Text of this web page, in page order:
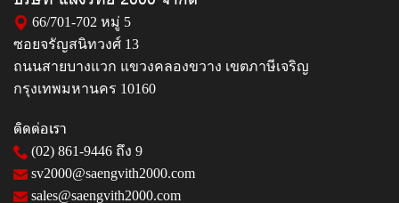
66/701-702 หมู่ 5
ซอยจรัญสนิทวงศ์ 13
ถนนสายบางแวก แขวงคลองขวาง เขตภาษีเจริญ
กรุงเทพมหานคร 10160
ติดต่อเรา
(02) 861-9446 ถึง 9
sv2000@saengvith2000.com
sales@saengvith2000.com